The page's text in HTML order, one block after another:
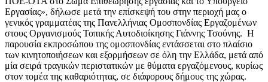
Εργασίας», δήλωσε μετά την επίσκεψή του στην περιοχή μας ο
γενικός γραμματέας της Πανελλήνιας Ομοσπονδίας Εργαζομένων
στους Οργανισμούς Τοπικής Αυτοδιοίκησης Γιάννης Τσούνης. Η
παρουσία εκπροσώπου της ομοσπονδίας εντάσσεται στο πλαίσιο
των κινητοποιήσεων και εξορμήσεων σε όλη την Ελλάδα, μετά από
μία σειρά τραγικών περιστατικών με θύματα εργαζόμενους, κυρίως
στον τομέα της καθαριότητας, σε διάφορους δήμους της χώρας.